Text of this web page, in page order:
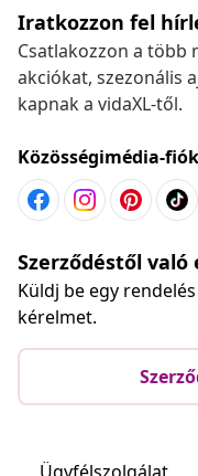
Iratkozzon fel
Csatlakozzon a több
akciókat, szezonális
kapnak a vidaXL-től.
Közösségimédia-
Szerződéstől való
Küldj be egy
kérelmet.